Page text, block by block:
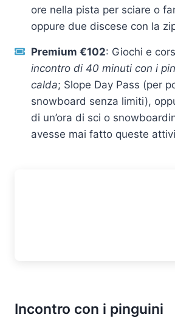
ore nella pista per sciare o
oppure due discese con la
Premium €102: Giochi e
incontro di 40 minuti con i
calda; Slope Day Pass (per
snowboard senza limiti),
di un’ora di sci o
avesse mai fatto queste
Incontro con i pinguini